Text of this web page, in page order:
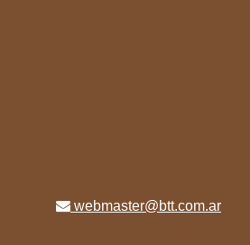
webmaster@btt.com.ar